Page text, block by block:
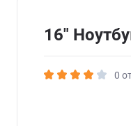
16"
0